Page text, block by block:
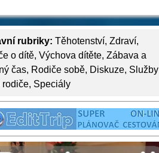
rubriky: Těhotenství, Zdraví,
o dítě, Výchova dítěte, Zábava a
čas, Rodiče sobě, Diskuze, Služby
rodiče, Speciály